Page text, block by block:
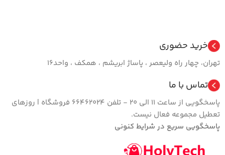
خرید حضوری
تهران، چهار راه ولیعصر ، پاساژ ابریشم ، همکف ، واحد16
تماس با ما
پاسخگویی از ساعت 11 الی 20 - تلفن 66462024 فروشگاه | روزهای
تعطیل مجموعه فعال نیست.
پاسخگویی سریع در شرایط کنونی